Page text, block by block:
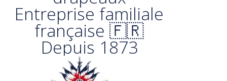
Drapeaux
Unic s.a.
Entreprise familiale
française 🇫🇷
Depuis 1873